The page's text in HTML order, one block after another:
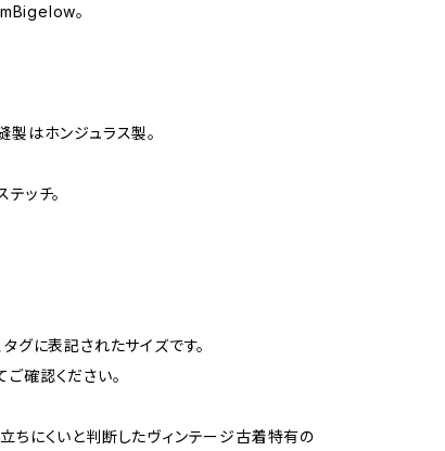
。
製はホンジュラス製。
ッチ。
グに表記されたサイズです。
確認ください。
ちにくいと判断したヴィンテージ古着特有の